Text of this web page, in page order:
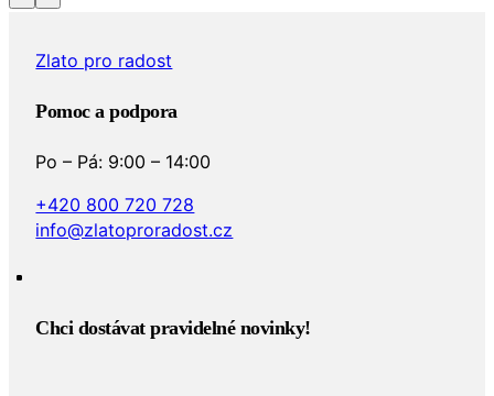
Zlato pro radost
Pomoc a podpora
Po – Pá: 9:00 – 14:00
+420 800 720 728
info@zlatoproradost.cz
Chci dostávat pravidelné novinky!​